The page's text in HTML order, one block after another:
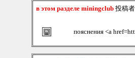
в этом разделе miningclub投稿者
пояснения <a